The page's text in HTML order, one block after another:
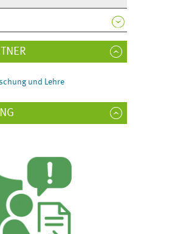
und Lehre